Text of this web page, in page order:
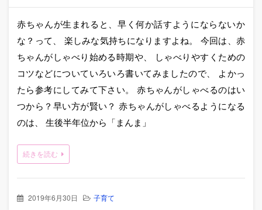
赤ちゃんが生まれると、早く何か話すようにならないか
な？って、 楽しみな気持ちになりますよね。 今回は、赤
ちゃんがしゃべり始める時期や、 しゃべりやすくための
コツなどについていろいろ書いてみましたので、 よかっ
たら参考にしてみて下さい。 赤ちゃんがしゃべるのはい
つから？早い方が賢い？ 赤ちゃんがしゃべるようになる
のは、 生後半年位から「まんま」
続きを読む
2019年6月30日 子育て